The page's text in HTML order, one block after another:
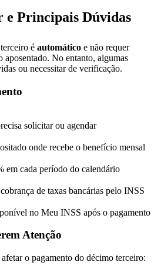
e Principais Dúvidas
é automático e não requer
aposentado. No entanto, algumas
ou necessitar de verificação.
solicitar ou agendar
onde recebe o benefício mensal
em cada período do calendário
de taxas bancárias pelo INSS
no Meu INSS após o pagamento
Atenção
o pagamento do décimo terceiro: